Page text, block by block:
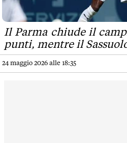
Il Parma chiude il
punti, mentre il
24 maggio 2026 alle 18:35